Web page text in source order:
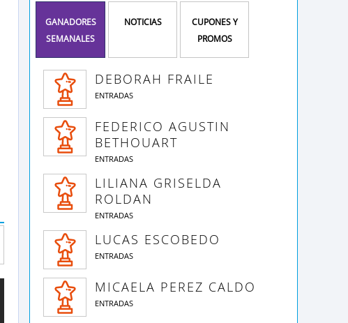
GANADORES
SEMANALES
NOTICIAS
CUPONES Y
PROMOS
DEBORAH FRAILE
ENTRADAS
FEDERICO AGUSTIN
BETHOUART
ENTRADAS
LILIANA GRISELDA
ROLDAN
ENTRADAS
LUCAS ESCOBEDO
ENTRADAS
MICAELA PEREZ CALDO
ENTRADAS